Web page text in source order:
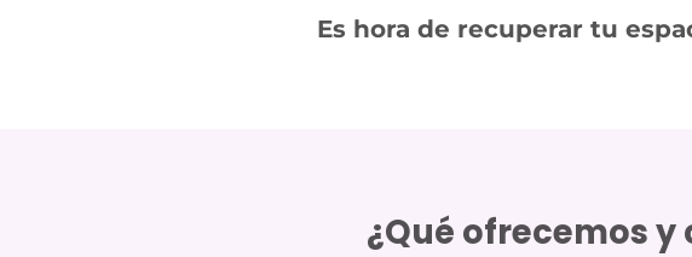
Es hora de recuperar tu
¿Qué ofrecemos